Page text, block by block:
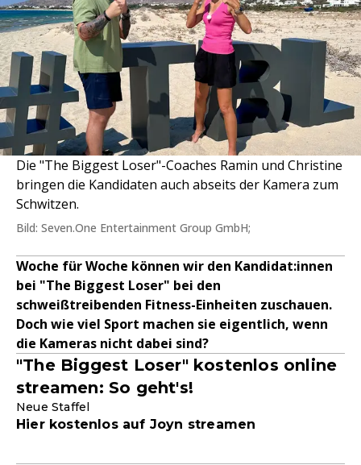
Die "The Biggest Loser"-Coaches Ramin und Christine
bringen die Kandidaten auch abseits der Kamera zum
Schwitzen.
Bild: Seven.One Entertainment Group GmbH;
Woche für Woche können wir den Kandidat:innen
bei "The Biggest Loser" bei den
schweißtreibenden Fitness-Einheiten zuschauen.
Doch wie viel Sport machen sie eigentlich, wenn
die Kameras nicht dabei sind?
"The Biggest Loser" kostenlos online
streamen: So geht's!
Neue Staffel
Hier kostenlos auf Joyn streamen